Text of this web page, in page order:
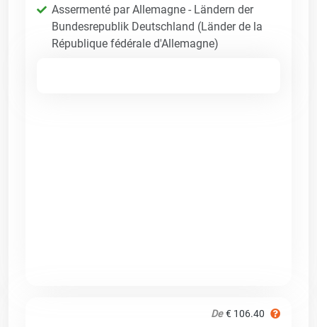
Assermenté par Allemagne - Ländern der
Bundesrepublik Deutschland (Länder de la
République fédérale d'Allemagne)
De € 106.40